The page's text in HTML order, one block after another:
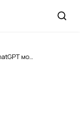
Убедителността не е всичко. Според проучване, ChatGPT може да греши относно финансовите съвети